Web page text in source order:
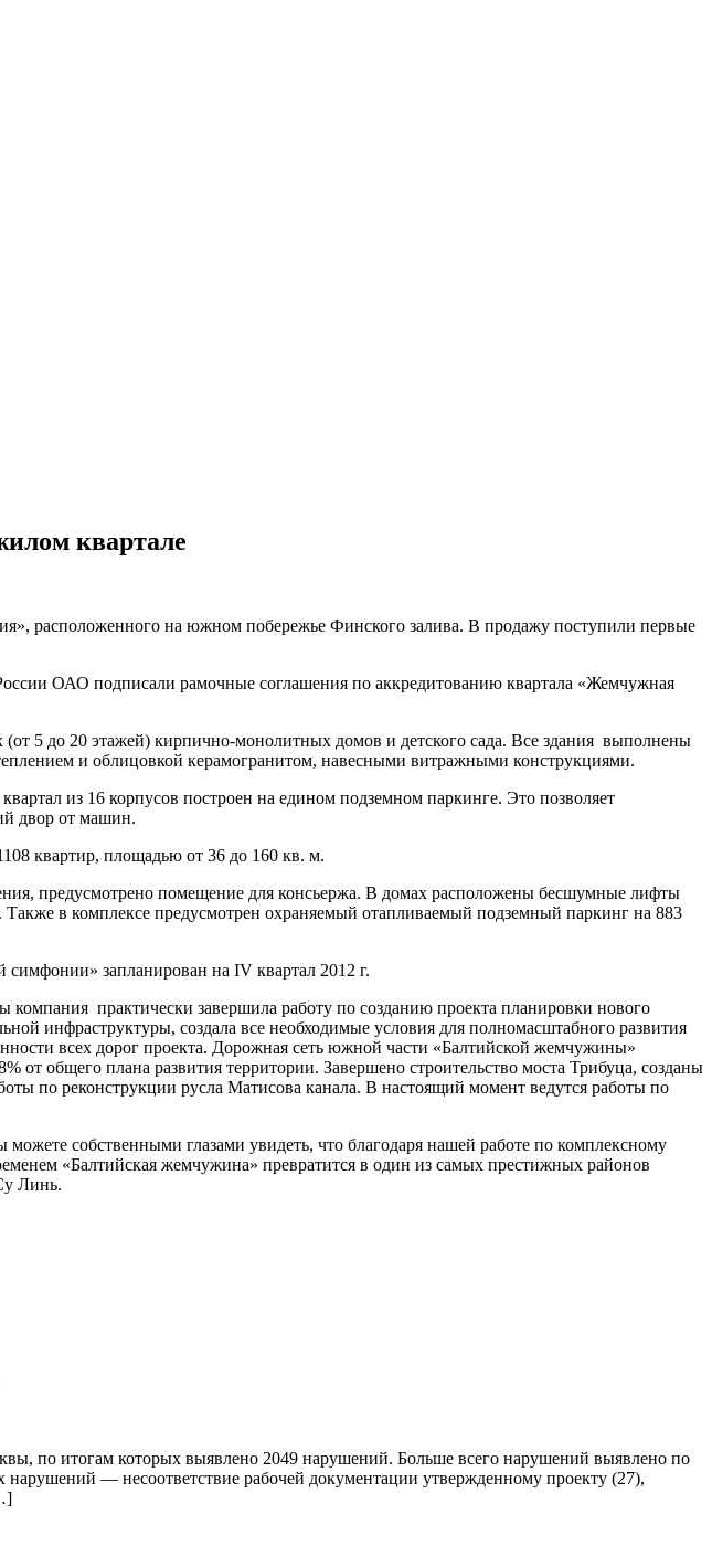
квартале
расположенного на южном побережье Финского залива. В продажу поступили первые
ОАО подписали рамочные соглашения по аккредитованию квартала «Жемчужная
5 до 20 этажей) кирпично-монолитных домов и детского сада. Все здания выполнены
и облицовкой керамогранитом, навесными витражными конструкциями.
из 16 корпусов построен на едином подземном паркинге. Это позволяет
двор от машин.
квартир, площадью от 36 до 160 кв. м.
предусмотрено помещение для консьержа. В домах расположены бесшумные лифты
в комплексе предусмотрен охраняемый отапливаемый подземный паркинг на 883
запланирован на IV квартал 2012 г.
практически завершила работу по созданию проекта планировки нового
инфраструктуры, создала все необходимые условия для полномасштабного развития
всех дорог проекта. Дорожная сеть южной части «Балтийской жемчужины»
общего плана развития территории. Завершено строительство моста Трибуца, созданы
по реконструкции русла Матисова канала. В настоящий момент ведутся работы по
собственными глазами увидеть, что благодаря нашей работе по комплексному
«Балтийская жемчужина» превратится в один из самых престижных районов
Линь.
по итогам которых выявлено 2049 нарушений. Больше всего нарушений выявлено по
— несоответствие рабочей документации утвержденному проекту (27),